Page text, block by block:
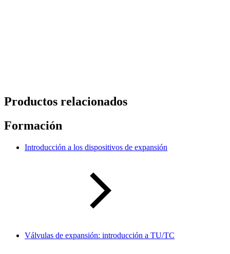
Productos relacionados
Formación
Introducción a los dispositivos de expansión
Válvulas de expansión: introducción a TU/TC